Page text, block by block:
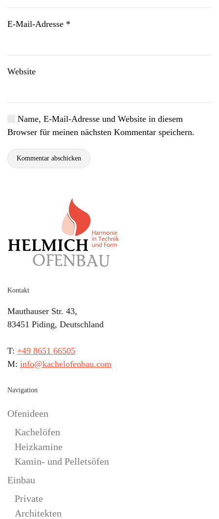
E-Mail-Adresse *
Website
Name, E-Mail-Adresse und Website in diesem
Browser für meinen nächsten Kommentar speichern.
Kommentar abschicken
Kontakt
Mauthauser Str. 43,
83451 Piding, Deutschland
T: +49 8651 66505
M: info@kachelofenbau.com
Navigation
Ofenideen
Kachelöfen
Heizkamine
Kamin- und Pelletsöfen
Einbau
Private
Architekten